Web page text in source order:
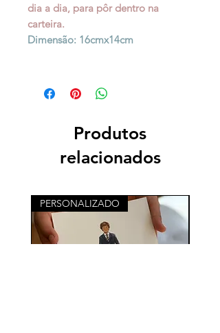
dia a dia, para pôr dentro na
carteira.
Dimensão: 16cmx14cm
Produtos
relacionados
PERSONALIZADO